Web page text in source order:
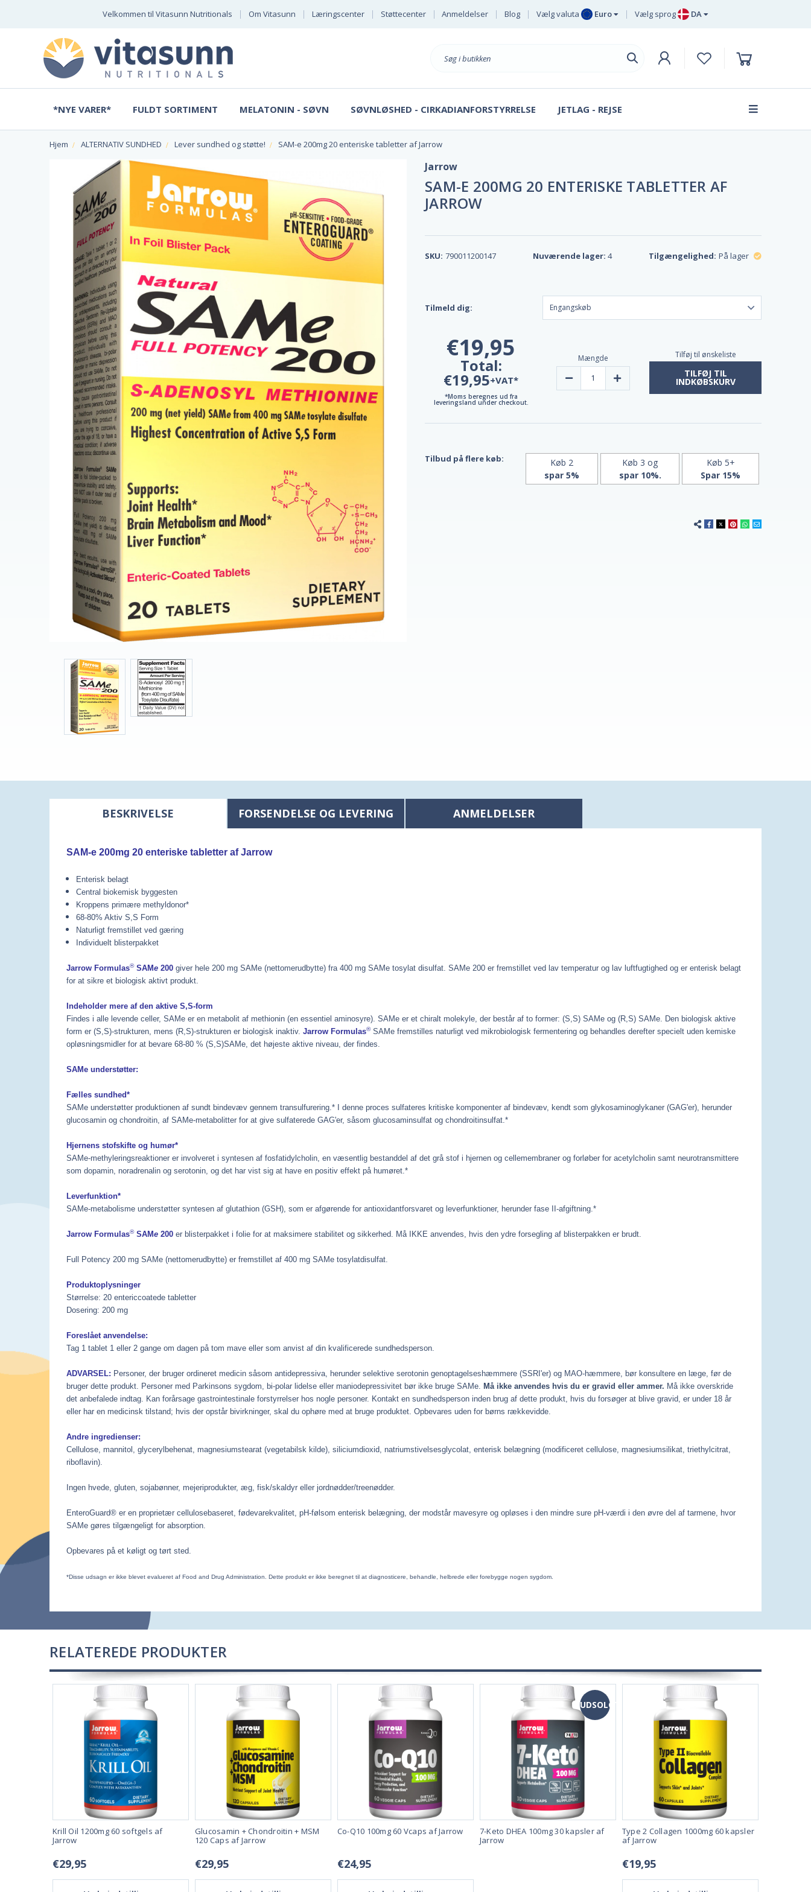
Velkommen til Vitasunn Nutritionals Om Vitasunn Læringscenter Støttecenter Anmeldelser Blog Vælg valuta Euro
Svenske
Vælg sprog DA
DE
Søg
*NYE VARER* FULDT SORTIMENT MELATONIN - SØVN SØVNLØSHED - CIRKADIANFORSTYRRELSE JETLAG - REJSE
Hjem ALTERNATIV SUNDHED Lever sundhed og støtte! SAM-e 200mg 20 enteriske tabletter af Jarrow
SAM-E 200MG 20 ENTERISKE TABLETTER AF
JARROW
Jarrow
SKU: 790011200147 Nuværende lager: 4 Tilgængelighed: På lager
Tilmeld dig:
€19,95
Total:
€19,95+VAT*
*Moms beregnes ud fra
leveringsland under checkout.
Mængde
Reducer
200
fra
Jarrow
Forøg
200
fra
Jarrow
Tilføj til ønskeliste
TILFØJ TIL
INDKØBSKURV
Tilbud på flere køb:
Køb 2
spar 5%
Køb 3 og
spar 10%.
Køb 5+
Spar 15%
BESKRIVELSE FORSENDELSE OG LEVERING ANMELDELSER
SAM-e 200mg 20 enteriske tabletter af Jarrow
Enterisk belagt
Central biokemisk byggesten
Kroppens primære methyldonor*
68-80% Aktiv S,S Form
Naturligt fremstillet ved gæring
Individuelt blisterpakket
Jarrow Formulas® SAMe 200 giver hele 200 mg SAMe (nettomerudbytte) fra 400 mg SAMe tosylat disulfat. SAMe 200 er fremstillet ved lav temperatur og lav luftfugtighed og er enterisk belagt
for at sikre et biologisk aktivt produkt.
Indeholder mere af den aktive S,S-form
Findes i alle levende celler, SAMe er en metabolit af methionin (en essentiel aminosyre). SAMe er et chiralt molekyle, der består af to former: (S,S) SAMe og (R,S) SAMe. Den biologisk aktive
form er (S,S)-strukturen, mens (R,S)-strukturen er biologisk inaktiv. Jarrow Formulas®SAMe fremstilles naturligt ved mikrobiologisk fermentering og behandles derefter specielt uden kemiske
opløsningsmidler for at bevare 68-80 % (S,S)SAMe, det højeste aktive niveau, der findes.
SAMe understøtter:
Fælles sundhed*
SAMe understøtter produktionen af sundt bindevæv gennem transulfurering.* I denne proces sulfateres kritiske komponenter af bindevæv, kendt som glykosaminoglykaner (GAG'er), herunder
glucosamin og chondroitin, af SAMe-metabolitter for at give sulfaterede GAG'er, såsom glucosaminsulfat og chondroitinsulfat.*
Hjernens stofskifte og humør*
SAMe-methyleringsreaktioner er involveret i syntesen af fosfatidylcholin, en væsentlig bestanddel af det grå stof i hjernen og cellemembraner og forløber for acetylcholin samt neurotransmittere
som dopamin, noradrenalin og serotonin, og det har vist sig at have en positiv effekt på humøret.*
Leverfunktion*
SAMe-metabolisme understøtter syntesen af glutathion (GSH), som er afgørende for antioxidantforsvaret og leverfunktioner, herunder fase II-afgiftning.*
Jarrow Formulas® SAMe 200 er blisterpakket i folie for at maksimere stabilitet og sikkerhed. Må IKKE anvendes, hvis den ydre forsegling af blisterpakken er brudt.
Full Potency 200 mg SAMe (nettomerudbytte) er fremstillet af 400 mg SAMe tosylatdisulfat.
Produktoplysninger
Størrelse: 20 entericcoatede tabletter
Dosering: 200 mg
Foreslået anvendelse:
Tag 1 tablet 1 eller 2 gange om dagen på tom mave eller som anvist af din kvalificerede sundhedsperson.
ADVARSEL: Personer, der bruger ordineret medicin såsom antidepressiva, herunder selektive serotonin genoptagelseshæmmere (SSRI'er) og MAO-hæmmere, bør konsultere en læge, før de
bruger dette produkt. Personer med Parkinsons sygdom, bi-polar lidelse eller maniodepressivitet bør ikke bruge SAMe.
Må ikke anvendes hvis du er gravid eller ammer. Må ikke overskride
det anbefalede indtag. Kan forårsage gastrointestinale forstyrrelser hos nogle personer. Kontakt en sundhedsperson inden brug af dette produkt, hvis du forsøger at blive gravid, er under 18 år
eller har en medicinsk tilstand; hvis der opstår bivirkninger, skal du ophøre med at bruge produktet. Opbevares uden for børns rækkevidde.
Andre ingredienser:
Cellulose, mannitol, glycerylbehenat, magnesiumstearat (vegetabilsk kilde), siliciumdioxid, natriumstivelsesglycolat, enterisk belægning (modificeret cellulose, magnesiumsilikat, triethylcitrat,
riboflavin).
Ingen hvede, gluten, sojabønner, mejeriprodukter, æg, fisk/skaldyr eller jordnødder/treenødder.
EnteroGuard® er en proprietær cellulosebaseret, fødevarekvalitet, pH-følsom enterisk belægning, der modstår mavesyre og opløses i den mindre sure pH-værdi i den øvre del af tarmene, hvor
SAMe gøres tilgængeligt for absorption.
Opbevares på et køligt og tørt sted.
*Disse udsagn er ikke blevet evalueret af Food and Drug Administration. Dette produkt er ikke beregnet til at diagnosticere, behandle, helbrede eller forebygge nogen sygdom.
RELATEREDE PRODUKTER
Krill Oil 1200mg 60 softgels af
Jarrow
€29,95
Glucosamin + Chondroitin + MSM
120 Caps af Jarrow
€29,95
Co-Q10 100mg 60 Vcaps af Jarrow
€24,95
UDSOLGT
7-Keto DHEA 100mg 30 kapsler af
Jarrow
Type 2 Collagen 1000mg 60 kapsler
af Jarrow
€19,95